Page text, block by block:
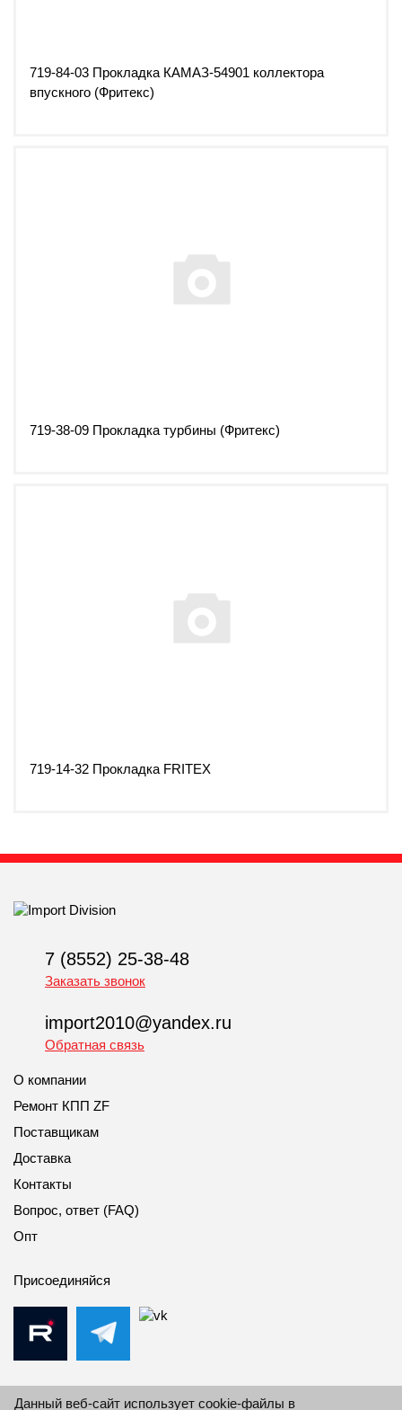
719-84-03 Прокладка КАМАЗ-54901 коллектора
впускного (Фритекс)
719-38-09 Прокладка турбины (Фритекс)
719-14-32 Прокладка FRITEX
7 (8552) 25-38-48
Заказать звонок
import2010@yandex.ru
Обратная связь
О компании
Ремонт КПП ZF
Поставщикам
Доставка
Контакты
Вопрос, ответ (FAQ)
Опт
Присоединяйся
Данный веб-сайт использует cookie-файлы в